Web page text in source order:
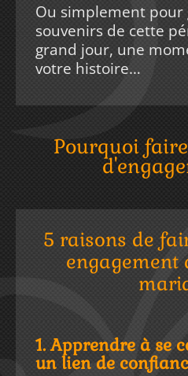
Ou simplement pour
souvenirs de cette
grand jour, une
votre histoire…
Pourquoi
5 raisons de
engagement
1. Apprendre à se
un lien de